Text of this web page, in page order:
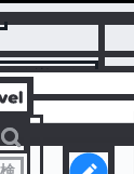
ク楽しめる
検